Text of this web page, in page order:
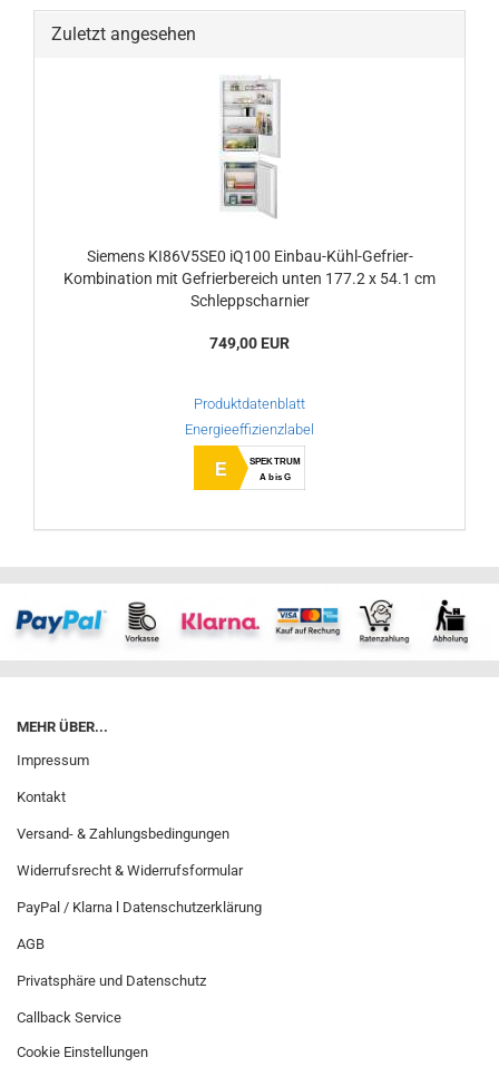
Zuletzt angesehen
Siemens KI86V5SE0 iQ100 Einbau-Kühl-Gefrier-
Kombination mit Gefrierbereich unten 177.2 x 54.1 cm
Schleppscharnier
749,00 EUR
Produktdatenblatt
Energieeffizienzlabel
E
SPEKTRUM
A bis G
MEHR ÜBER...
Impressum
Kontakt
Versand- & Zahlungsbedingungen
Widerrufsrecht & Widerrufsformular
PayPal / Klarna l Datenschutzerklärung
AGB
Privatsphäre und Datenschutz
Callback Service
Cookie Einstellungen